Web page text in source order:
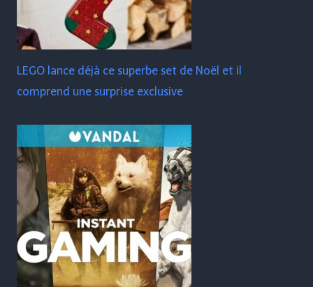
LEGO lance déjà ce superbe set de Noël et il
comprend une surprise exclusive